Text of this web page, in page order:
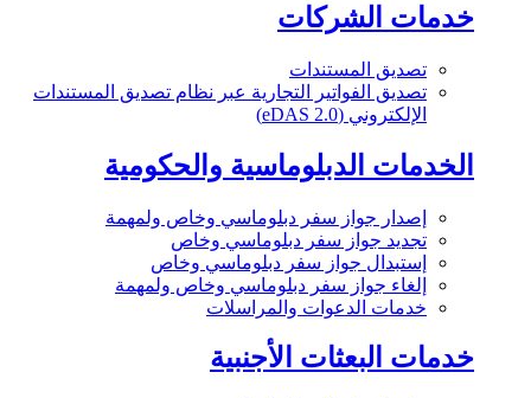
خدمات الشركات
تصديق المستندات
تصديق الفواتير التجارية عبر نظام تصديق المستندات
الإلكتروني (eDAS 2.0)
الخدمات الدبلوماسية والحكومية
إصدار جواز سفر دبلوماسي وخاص ولمهمة
تجديد جواز سفر دبلوماسي وخاص
إستبدال جواز سفر دبلوماسي وخاص
إلغاء جواز سفر دبلوماسي وخاص ولمهمة
خدمات الدعوات والمراسلات
خدمات البعثات الأجنبية